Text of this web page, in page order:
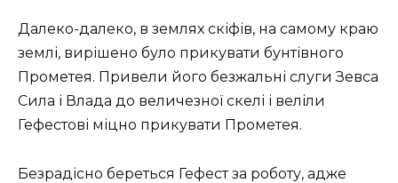
Далеко-далеко, в землях скіфів, на самому краю
землі, вирішено було прикувати бунтівного
Прометея. Привели його безжальні слуги Зевса
Сила і Влада до величезної скелі і веліли
Гефестові міцно прикувати Прометея.
Безрадісно береться Гефест за роботу, адже